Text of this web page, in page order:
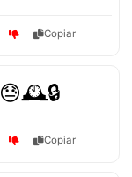
Copiar
😓🕰️🔒
Copiar